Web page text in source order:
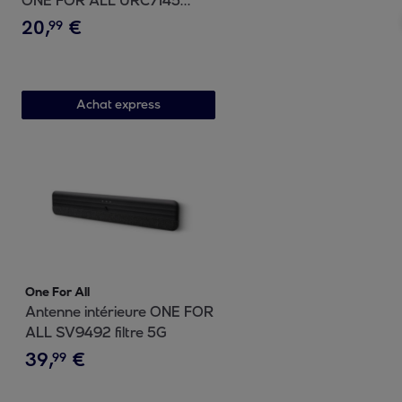
EVOLVE 4
20,99 €
Achat express
One For All
Antenne intérieure ONE FOR
ALL SV9492 filtre 5G
39,99 €